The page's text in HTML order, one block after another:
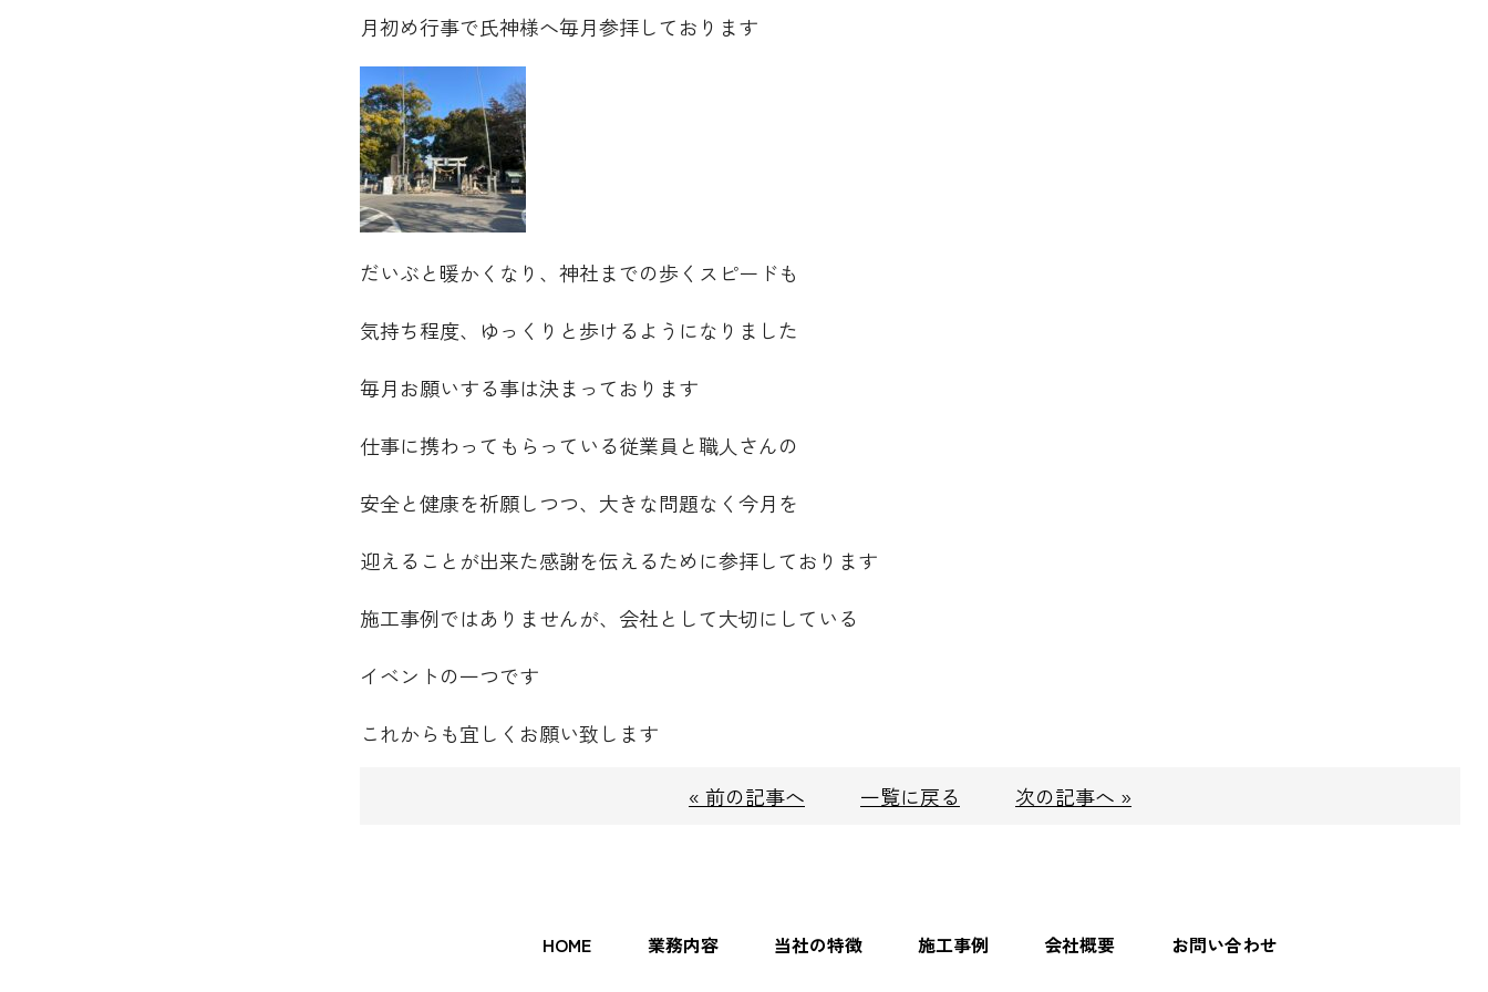
月初め行事で氏神様へ毎月参拝しております
だいぶと暖かくなり、神社までの歩くスピードも
気持ち程度、ゆっくりと歩けるようになりました
毎月お願いする事は決まっております
仕事に携わってもらっている従業員と職人さんの
安全と健康を祈願しつつ、大きな問題なく今月を
迎えることが出来た感謝を伝えるために参拝しております
施工事例ではありませんが、会社として大切にしている
イベントの一つです
これからも宜しくお願い致します
« 前の記事へ 一覧に戻る 次の記事へ »
HOME 業務内容 当社の特徴 施工事例 会社概要 お問い合わせ